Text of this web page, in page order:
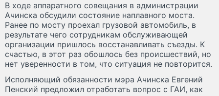
В ходе аппаратного совещания в администрации
Ачинска обсудили состояние наплавного моста.
Ранее по мосту проехал грузовой автомобиль, в
результате чего сотрудникам обслуживающей
организации пришлось восстанавливать съезды. К
счастью, в этот раз обошлось без происшествий, но
нет уверенности в том, что ситуация не повторится.
Исполняющий обязанности мэра Ачинска Евгений
Пенский предложил отработать вопрос с ГАИ, как